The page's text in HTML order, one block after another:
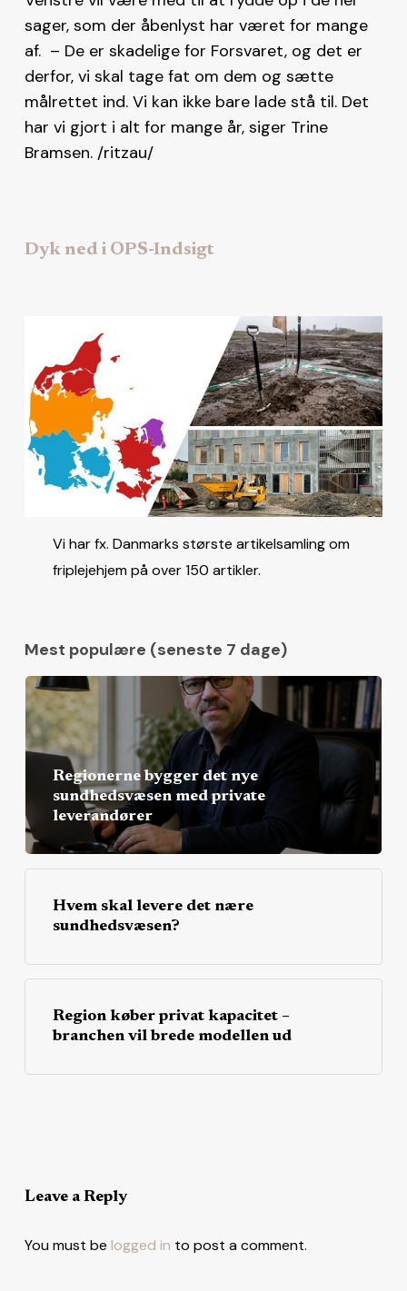
sager, som der åbenlyst har været for mange
af. – De er skadelige for Forsvaret, og det er
derfor, vi skal tage fat om dem og sætte
målrettet ind. Vi kan ikke bare lade stå til. Det
har vi gjort i alt for mange år, siger Trine
Bramsen. /ritzau/
Dyk ned i OPS-Indsigt
Vi har fx. Danmarks største artikelsamling om
friplejehjem på over 150 artikler.
Mest populære (seneste 7 dage)
Regionerne bygger det nye
sundhedsvæsen med private
leverandører
Hvem skal levere det nære
sundhedsvæsen?
Region køber privat kapacitet –
branchen vil brede modellen ud
Leave a Reply
You must be logged in to post a comment.